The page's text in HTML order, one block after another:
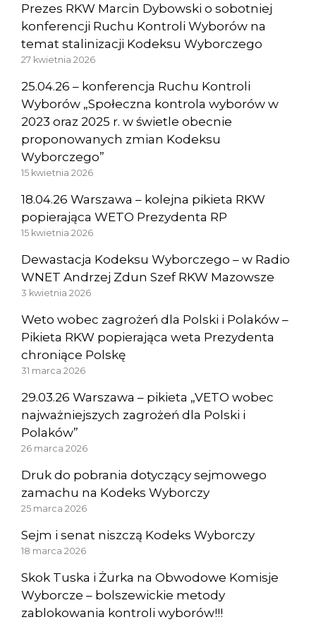
Prezes RKW Marcin Dybowski o sobotniej
konferencji Ruchu Kontroli Wyborów na
temat stalinizacji Kodeksu Wyborczego
27 kwietnia 2026
25.04.26 – konferencja Ruchu Kontroli
Wyborów „Społeczna kontrola wyborów w
2023 oraz 2025 r. w świetle obecnie
proponowanych zmian Kodeksu
Wyborczego”
15 kwietnia 2026
18.04.26 Warszawa – kolejna pikieta RKW
popierająca WETO Prezydenta RP
15 kwietnia 2026
Dewastacja Kodeksu Wyborczego – w Radio
WNET Andrzej Zdun Szef RKW Mazowsze
3 kwietnia 2026
Weto wobec zagrożeń dla Polski i Polaków –
Pikieta RKW popierająca weta Prezydenta
chroniące Polskę
31 marca 2026
29.03.26 Warszawa – pikieta „VETO wobec
najważniejszych zagrożeń dla Polski i
Polaków”
26 marca 2026
Druk do pobrania dotyczący sejmowego
zamachu na Kodeks Wyborczy
25 marca 2026
Sejm i senat niszczą Kodeks Wyborczy
18 marca 2026
Skok Tuska i Żurka na Obwodowe Komisje
Wyborcze – bolszewickie metody
zablokowania kontroli wyborów!!!